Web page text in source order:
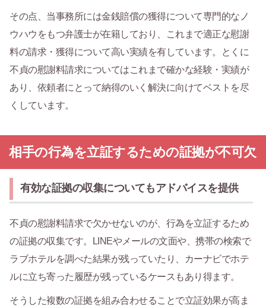
その点、当事務所には金銭賠償の獲得について専門的なノ
ウハウをもつ弁護士が在籍しており、これまで適正な慰謝
料の請求・獲得について高い実績を有しています。とくに
不貞の慰謝料請求についてはこれまで確かな経験・実績が
あり、依頼者にとって納得のいく解決に向けてベストを尽
くしています。
相手の行為を立証するための証拠が不可欠
有効な証拠の収集についてもアドバイスを提供
不貞の慰謝料請求で欠かせないのが、行為を立証するため
の証拠の収集です。LINEやメールの文面や、携帯の検索で
ラブホテルを調べた結果が残っていたり、カーナビでホテ
ルに立ち寄った履歴が残っているケースもあり得ます。
そうした複数の証拠を組み合わせることで立証効果が高ま